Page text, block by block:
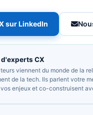
sur LinkedIn
CX
viennent du monde de la
de la tech. Ils parlent votre
enjeux et co-construisent